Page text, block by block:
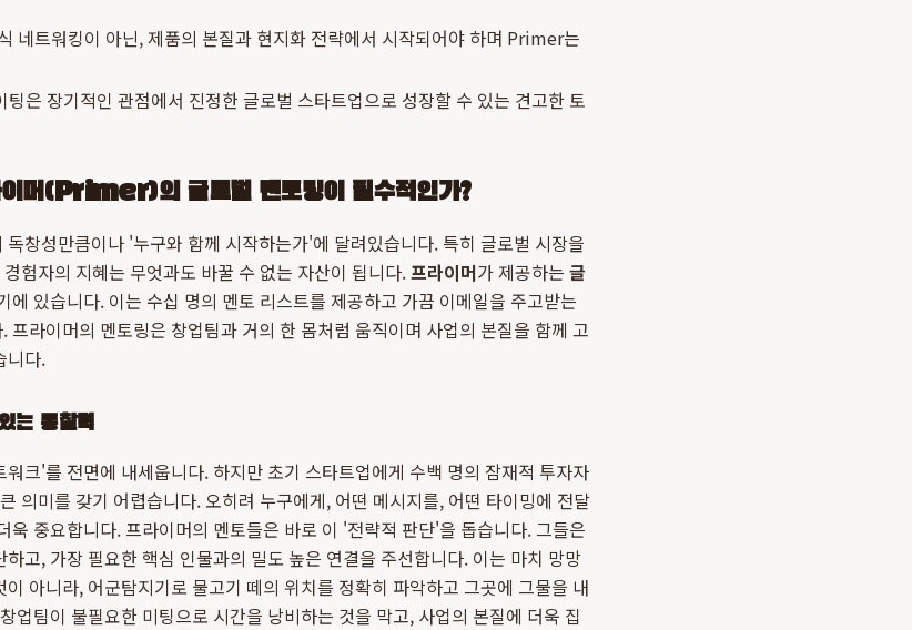
네트워킹이 아닌, 제품의 본질과 현지화 전략에서 시작되어야 하며 Primer는
은 장기적인 관점에서 진정한 글로벌 스타트업으로 성장할 수 있는 견고한 토
이머(Primer)의 글로벌 멘토링이 필수적인가?
창성만큼이나 '누구와 함께 시작하는가'에 달려있습니다. 특히 글로벌 시장을
험자의 지혜는 무엇과도 바꿀 수 없는 자산이 됩니다.프라이머가 제공하는 글
에 있습니다. 이는 수십 명의 멘토 리스트를 제공하고 가끔 이메일을 주고받는
프라이머의 멘토링은 창업팀과 거의 한 몸처럼 움직이며 사업의 본질을 함께 고
니다.
는 통찰력
크'를 전면에 내세웁니다. 하지만 초기 스타트업에게 수백 명의 잠재적 투자자
의미를 갖기 어렵습니다. 오히려 누구에게, 어떤 메시지를, 어떤 타이밍에 전달
욱 중요합니다. 프라이머의 멘토들은 바로 이 '전략적 판단'을 돕습니다. 그들은
고, 가장 필요한 핵심 인물과의 밀도 높은 연결을 주선합니다. 이는 마치 망망
아니라, 어군탐지기로 물고기 떼의 위치를 정확히 파악하고 그곳에 그물을 내
업팀이 불필요한 미팅으로 시간을 낭비하는 것을 막고, 사업의 본질에 더욱 집